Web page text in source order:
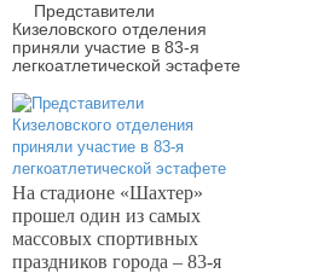
Представители
Кизеловского отделения
приняли участие в 83-я
легкоатлетической эстафете
На стадионе «Шахтер»
прошел один из самых
массовых спортивных
праздников города – 83-я